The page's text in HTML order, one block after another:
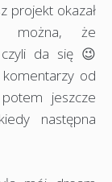
projekt okazał
można, że
czyli da się 😉
od
jeszcze
następna